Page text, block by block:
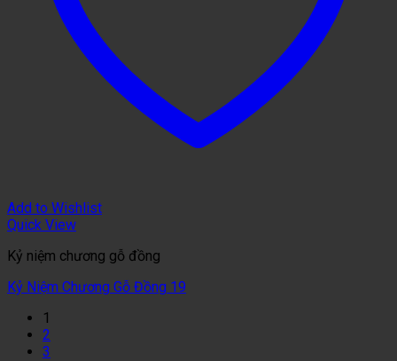
Add to Wishlist
Quick View
Kỷ niệm chương gỗ đồng
Kỷ Niệm Chương Gỗ Đồng 19
1
2
3